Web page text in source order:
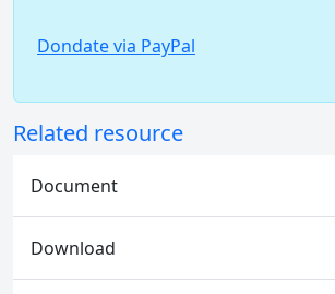
Dondate via PayPal
Related resource
Document
Download